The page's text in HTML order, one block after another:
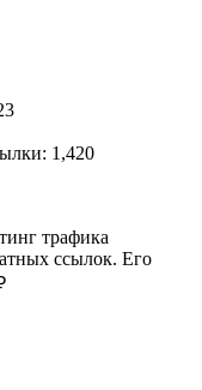
1,420
трафика
ссылок. Его